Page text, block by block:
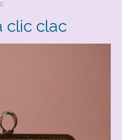
clic clac